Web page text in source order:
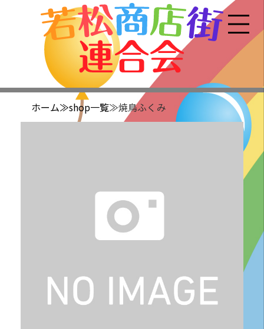
ホーム≫shop一覧≫焼鳥ふくみ